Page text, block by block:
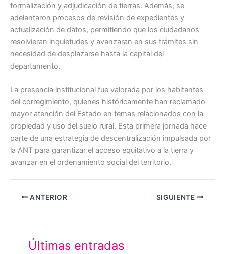
formalización y adjudicación de tierras. Además, se
adelantaron procesos de revisión de expedientes y
actualización de datos, permitiendo que los ciudadanos
resolvieran inquietudes y avanzaran en sus trámites sin
necesidad de desplazarse hasta la capital del
departamento.
La presencia institucional fue valorada por los habitantes
del corregimiento, quienes históricamente han reclamado
mayor atención del Estado en temas relacionados con la
propiedad y uso del suelo rural. Esta primera jornada hace
parte de una estrategia de descentralización impulsada por
la ANT para garantizar el acceso equitativo a la tierra y
avanzar en el ordenamiento social del territorio.
ANTERIOR SIGUIENTE
Últimas entradas